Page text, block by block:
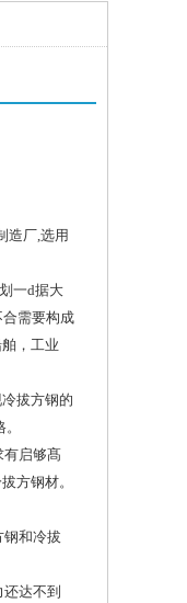
造厂,选用
一d据大
需要构成
，工业
拔方钢的
有启够髙
方钢材。
和冷拔
达不到